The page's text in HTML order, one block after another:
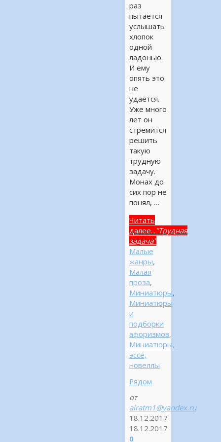
раз
пытается
услышать
хлопок
одной
ладонью.
И ему
опять это
не
удаётся.
Уже много
лет он
стремится
решить
такую
трудную
задачу.
Монах до
сих пор не
понял, …
Читать
далее... "Трудная
задача"
Малые
жанры,
Малая
проза,
Миниатюры,
Миниатюры
и
подборки
афоризмов,
Миниатюры,
эссе,
новеллы
Рядом
от
airatm1@yandex.ru
18.12.2017
18.12.2017
0